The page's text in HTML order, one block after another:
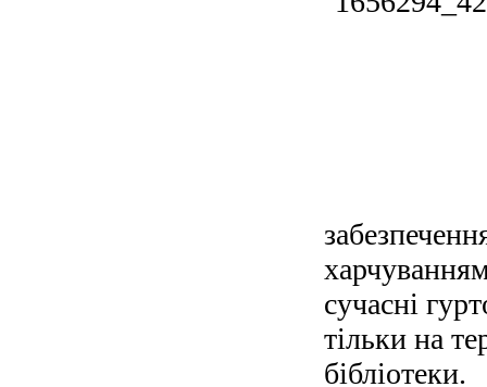
сучасні
тільки на
бібліотеки.